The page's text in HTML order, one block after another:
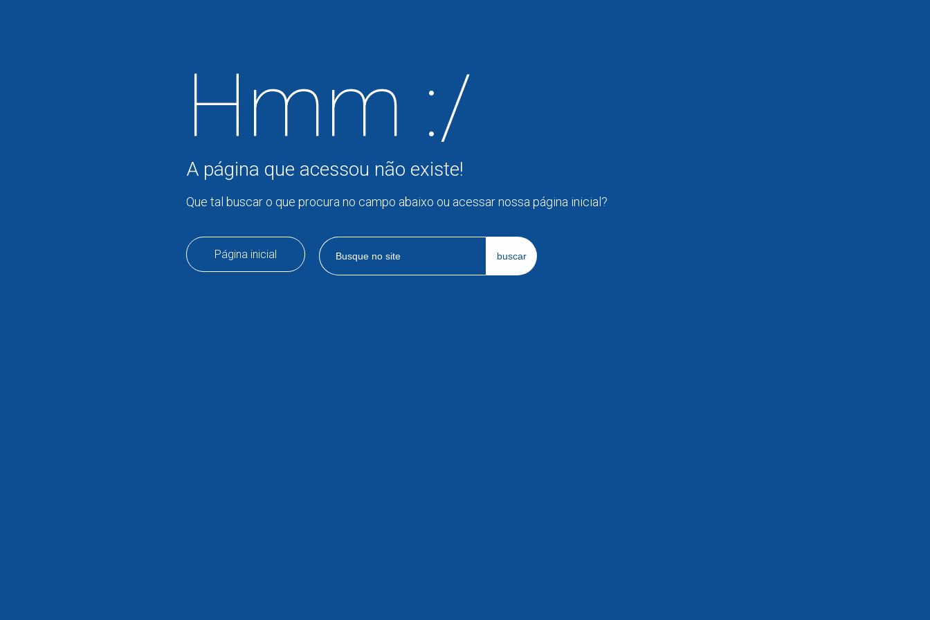
Hmm :/
A página que acessou não existe!
Que tal buscar o que procura no campo abaixo ou acessar nossa página inicial?
Página inicial